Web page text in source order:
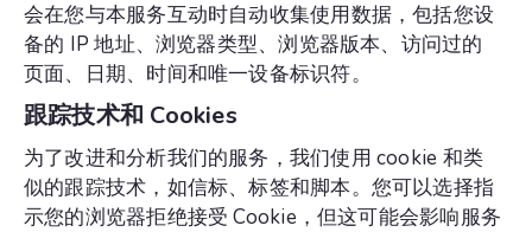
会在您与本服务互动时自动收集使用数据，包括您设
备的 IP 地址、浏览器类型、浏览器版本、访问过的
页面、日期、时间和唯一设备标识符。
跟踪技术和 Cookies
为了改进和分析我们的服务，我们使用 cookie 和类
似的跟踪技术，如信标、标签和脚本。您可以选择指
示您的浏览器拒绝接受 Cookie，但这可能会影响服务